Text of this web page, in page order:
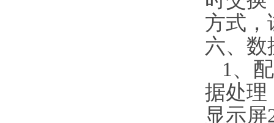
方式，
六、数
1 、
据处理
显示屏